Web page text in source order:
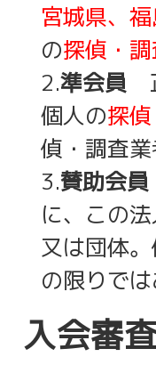
宮城県、
の探偵・
2.準会員
個人の探
偵・調査業
3.賛助会員
に、この
又は団体
の限りでは
入会審